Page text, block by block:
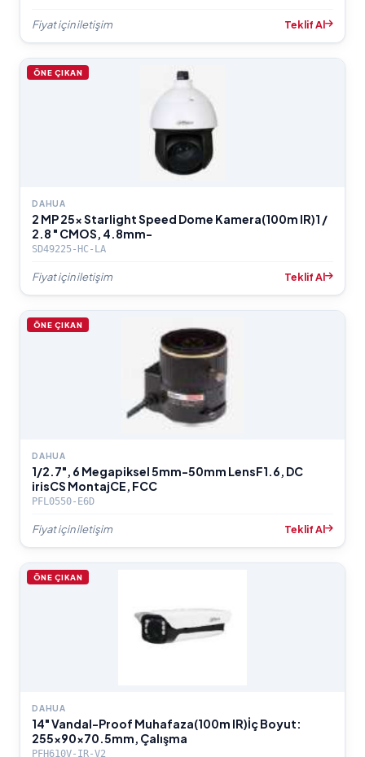
Fiyat için iletişim Teklif Al
ÖNE ÇIKAN
DAHUA
2 MP 25x Starlight Speed Dome Kamera(100m IR)1 /
2.8 " CMOS, 4.8mm-
SD49225-HC-LA
Fiyat için iletişim Teklif Al
ÖNE ÇIKAN
DAHUA
1/2.7", 6 Megapiksel 5mm-50mm LensF1.6, DC
irisCS MontajCE, FCC
PFL0550-E6D
Fiyat için iletişim Teklif Al
ÖNE ÇIKAN
DAHUA
14" Vandal-Proof Muhafaza(100m IR)İç Boyut:
255x90x70.5mm, Çalışma
PFH610V-IR-V2